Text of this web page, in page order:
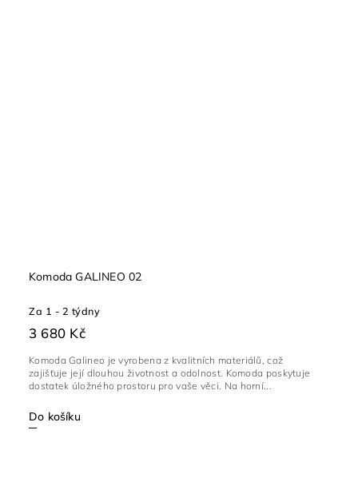
Komoda GALINEO 02
Za 1 - 2 týdny
3 680 Kč
Do košíku
Komoda Galineo je vyrobena z kvalitních materiálů, což
zajišťuje její dlouhou životnost a odolnost. Komoda poskytuje
dostatek úložného prostoru pro vaše věci. Na horní...